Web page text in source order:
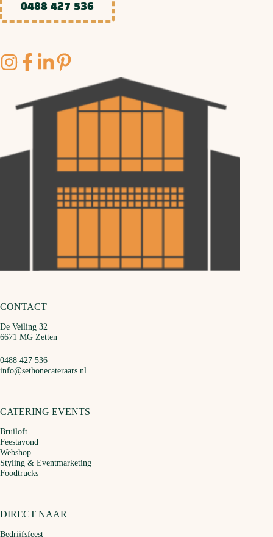
0488 427 536
CONTACT
De Veiling 32
6671 MG Zetten
0488 427 536
info@sethonecateraars.nl
CATERING EVENTS
Bruiloft
Feestavond
Webshop
Styling & Eventmarketing
Foodtrucks
DIRECT NAAR
Bedrijfsfeest